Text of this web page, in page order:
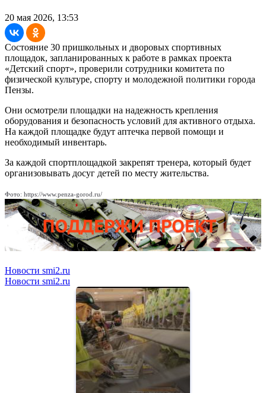
20 мая 2026, 13:53
Состояние 30 пришкольных и дворовых спортивных
площадок, запланированных к работе в рамках проекта
«Детский спорт», проверили сотрудники комитета по
физической культуре, спорту и молодежной политики города
Пензы.
Они осмотрели площадки на надежность крепления
оборудования и безопасность условий для активного отдыха.
На каждой площадке будут аптечка первой помощи и
необходимый инвентарь.
За каждой спортплощадкой закрепят тренера, который будет
организовывать досуг детей по месту жительства.
Фото: https://www.penza-gorod.ru/
Новости smi2.ru
Новости smi2.ru